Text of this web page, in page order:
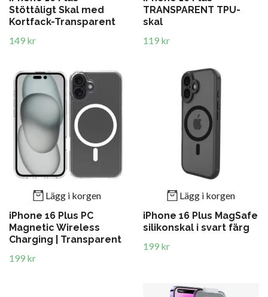
Stöttåligt Skal med
Kortfack-Transparent
149 kr
TRANSPARENT TPU-
skal
119 kr
Lägg i korgen
iPhone 16 Plus PC
Magnetic Wireless
Charging | Transparent
199 kr
Lägg i korgen
iPhone 16 Plus MagSafe
silikonskal i svart färg
199 kr